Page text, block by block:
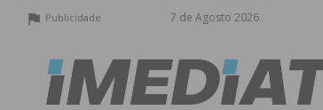
7 de Agosto 2026
Publicidade